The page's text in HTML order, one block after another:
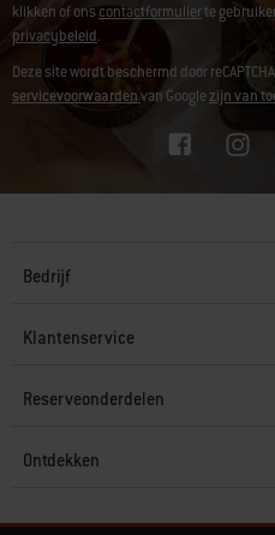
klikken of ons contactformulierte
privacybeleid.
Deze site wordt beschermd door
servicevoorwaardenvan Googlezijn van
Bedrijf
Klantenservice
Reserveonderdelen
Ontdekken
© 2026 Weber. Alle rechten